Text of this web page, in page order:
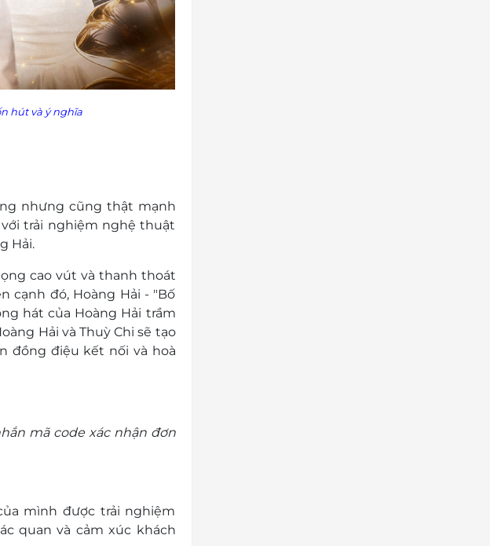
hút và ý nghĩa
nhưng cũng thật mạnh
trải nghiệm nghệ thuật
Hải.
cao vút và thanh thoát
cạnh đó, Hoàng Hải - "Bố
hát của Hoàng Hải trầm
Hải và Thuỳ Chi sẽ tạo
đồng điệu kết nối và hoà
mã code xác nhận đơn
mình được trải nghiệm
quan và cảm xúc khách